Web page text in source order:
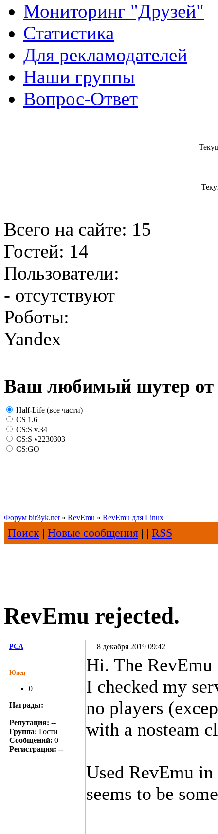
Мониторинг "Друзей"
Статистика
Для рекламодателей
Наши группы
Вопрос-Ответ
Всего на сайте: 15
Гостей: 14
Пользователи:
- отсутствуют
Роботы:
Yandex
Ваш любимый шутер от
Half-Life (все части)
CS 1.6
CS:S v.34
CS:S v2230303
CS:GO
Форум bir3yk.net » RevEmu » RevEmu для Linux
Поиск | Новые сообщения | | RSS
RevEmu rejected.
PCA 8 декабря 2019 09:42
Юнец
0
Награды:
Репутация: --
Группа: Гости
Сообщений: 0
Регистрация: --
Hi. The
I checked my
no players
with a nosteam
Used RevEmu
seems to be